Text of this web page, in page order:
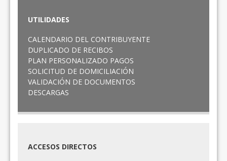
UTILIDADES
CALENDARIO DEL CONTRIBUYENTE
DUPLICADO DE RECIBOS
PLAN PERSONALIZADO PAGOS
SOLICITUD DE DOMICILIACIÓN
VALIDACIÓN DE DOCUMENTOS
DESCARGAS
ACCESOS DIRECTOS